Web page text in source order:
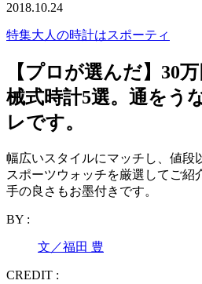
2018.10.24
特集大人の時計はスポーティ
【プロが選んだ】30
械式時計5選。通をう
レです。
幅広いスタイルにマッチし、値段
スポーツウォッチを厳選してご
手の良さもお墨付きです。
BY :
文／福田 豊
CREDIT :